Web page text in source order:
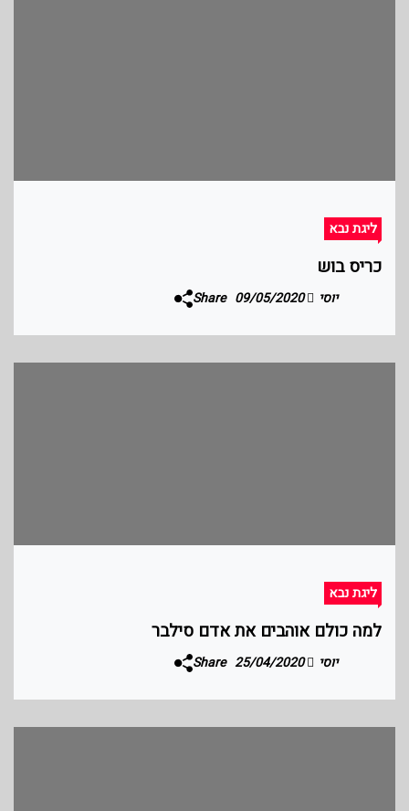
ליגת נבא
כריס בוש
יוסי 09/05/2020
Share
ליגת נבא
למה כולם אוהבים את אדם סילבר
יוסי 25/04/2020
Share